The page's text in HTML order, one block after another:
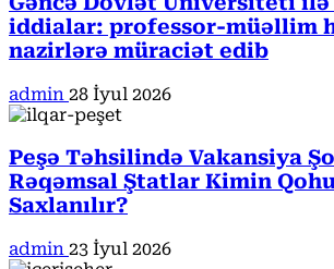
iddialar: professor-müəllim
nazirlərə müraciət edib
admin 28 İyul 2026
Peşə Təhsilində Vakansiya
Rəqəmsal Ştatlar Kimin
Saxlanılır?
admin 23 İyul 2026